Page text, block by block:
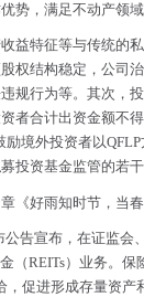
势，满足不动产领域
益特征等与传统的
权结构稳定，公司
规行为等。其次，
者合计出资金额不
境外投资者以
投资基金监管的若
《好雨知时节，当
告宣布，在证监
（REITs）业务。
促进形成存量资